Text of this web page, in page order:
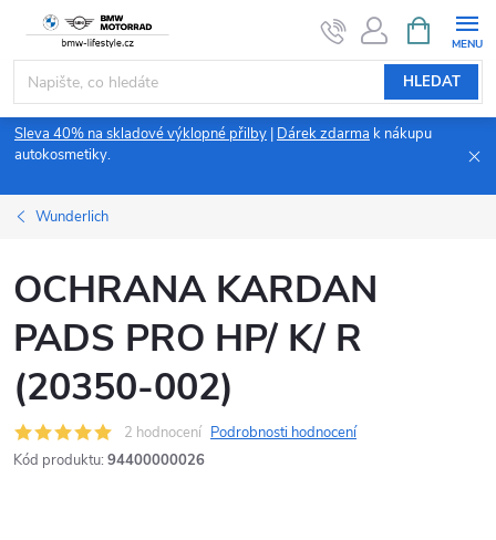
obsah
HLEDAT
NÁKUPNÍ
KOŠÍK
Sleva 40% na skladové výklopné přilby Dárek zdarma k nákupu
autokosmetiky.
Wunderlich
OCHRANA KARDAN
PADS PRO HP/ K/ R
(20350-002)
2 hodnocení Podrobnosti hodnocení
Kód produktu: 94400000026